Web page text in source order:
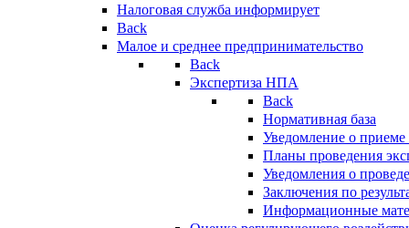
Налоговая служба информирует
Back
Малое и среднее предпринимательство
Back
Экспертиза НПА
Back
Нормативная база
Уведомление о
Планы проведения
Уведомления о
Заключения по
Информационные